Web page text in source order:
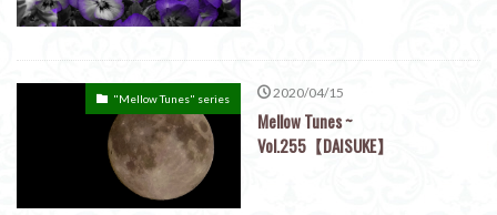
"Mellow Tunes" series 2020/04/15
Mellow Tunes ~
Vol.255【DAISUKE】